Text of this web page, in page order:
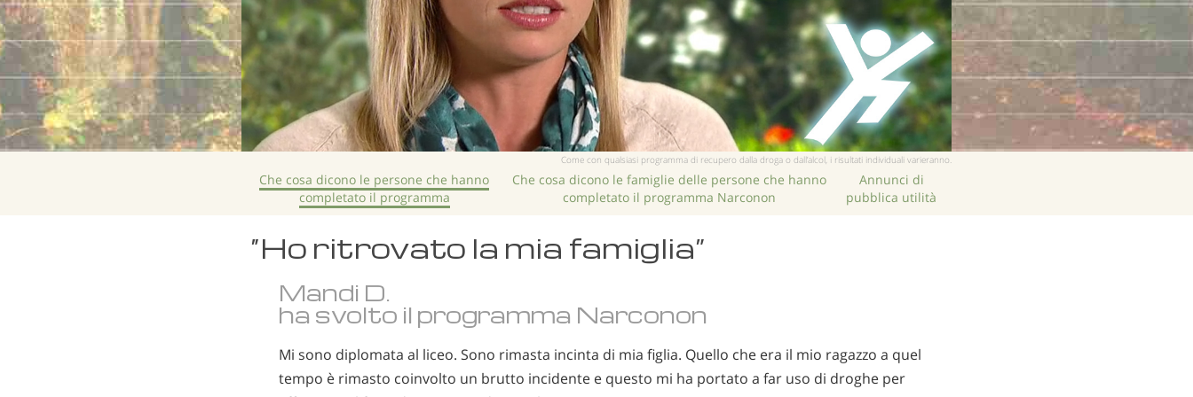
cinese
nepalese
arabo
ucraino
croato
turco
Come con qualsiasi programma di recupero dalla droga o dall’alcol, i risultati individuali varieranno.
Che cosa dicono le persone che hanno
completato il programma
Che cosa dicono le famiglie delle persone che hanno
completato il programma Narconon
Annunci di
pubblica utilità
“Ho ritrovato la mia famiglia”
Mandi D.
ha svolto il programma Narconon
Mi sono diplomata al liceo. Sono rimasta incinta di mia figlia. Quello che era il mio ragazzo a quel
tempo è rimasto coinvolto un brutto incidente e questo mi ha portato a far uso di droghe per